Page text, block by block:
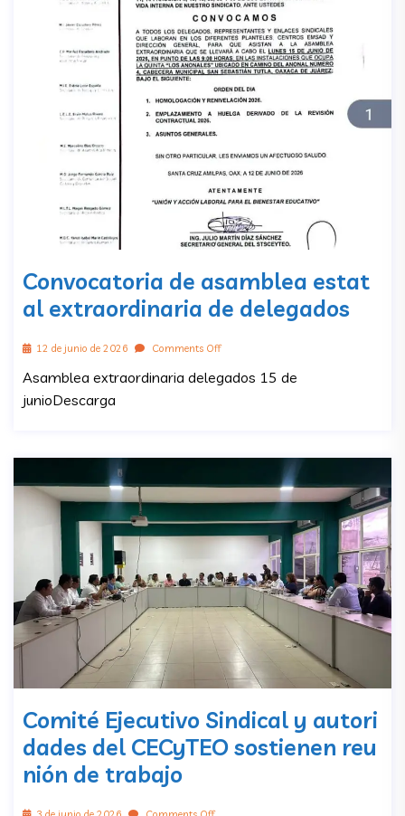
Convocatoria de asamblea estat
al extraordinaria de delegados
12 de junio de 2026 Comments Off
Asamblea extraordinaria delegados 15 de
junioDescarga
Comité Ejecutivo Sindical y autori
dades del CECyTEO sostienen reu
nión de trabajo